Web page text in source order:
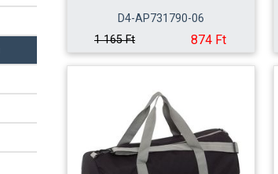
D4-AP731790-06
1 165 Ft
874 Ft